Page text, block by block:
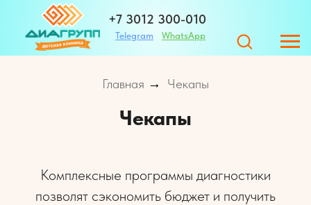
ЗАПИСАТЬСЯ
+7 3012 300-010
+7 983 420-01-32
WhatsApp
Telegram
Главная → Чекапы
Чекапы
Комплексные программы диагностики
позволят сэкономить бюджет и получить